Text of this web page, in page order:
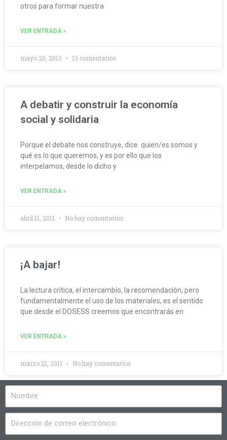
otros para formar nuestra
VER ENTRADA »
mayo 20, 2013 13 comentarios
A debatir y construir la economía
social y solidaria
Porque el debate nos construye, dice quien/es somos y
qué es lo que queremos, y es por ello que los
interpelamos, desde lo dicho y
VER ENTRADA »
abril 11, 2011 No hay comentarios
¡A bajar!
La lectura crítica, el intercambio, la recomendación, pero
fundamentalmente el uso de los materiales, es el sentido
que desde el DOSESS creemos que encontrarás en
VER ENTRADA »
marzo 21, 2011 No hay comentarios